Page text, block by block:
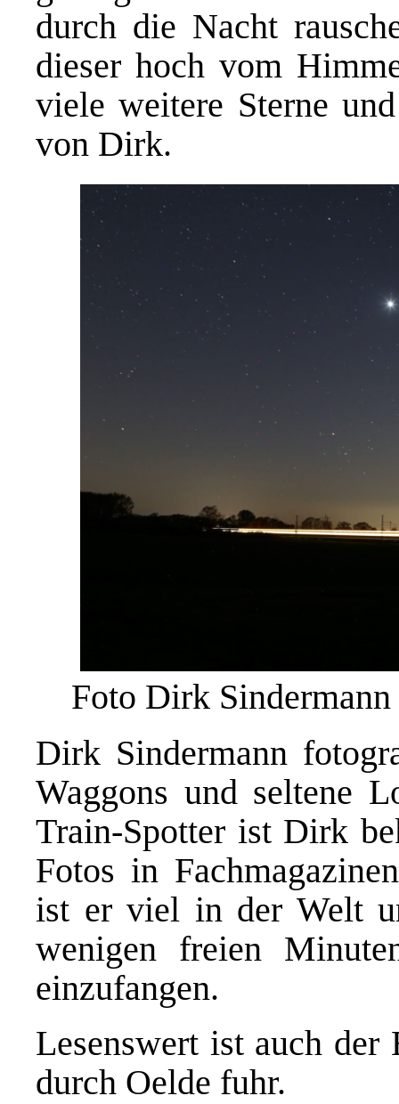
durch die Nacht
dieser hoch vom
viele weitere Sterne
von Dirk.
Foto Dirk Sindermann
Dirk Sindermann
Waggons und seltene
Train-Spotter ist Dirk
Fotos in
ist er viel in der Welt
wenigen freien
einzufangen.
Lesenswert ist auch
durch Oelde fuhr.